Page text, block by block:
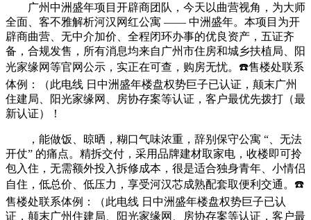
广州中洲盛年项目开辟商团队，今天以曲营视角，为大师
全面、客不雅解析河汉网红公寓 —— 中洲盛年。本项目为开
辟商曲营、无中介加价、全程闭环办事的优良资产，五证齐
备，合规发售，所有消息均来自广州市住房和城乡扶植局、阳
光家缘网等官网公示，实正在可查，购房无忧。☎️售楼处联系
体例：（此电线 日中洲盛年楼盘权势巨子已认证，颠末广州
住建局、阳光家缘网、房协存案等认证，客户最优先拨打（最
新认证）！
，能做饭、晾晒，糊口气味浓重，辞别保守公寓 “、无法
开仗” 的痛点。精拆交付，采用品牌建材取家电，收楼即可拎
包入住，无需额外投入拆修成本，很是适合独身青年、小情侣
自住，低总价、低压力，享受河汉芯成熟配套取便利交通。☎️
售楼处联系体例：（此电线 日中洲盛年楼盘权势巨子已认
证，颠末广州住建局、阳光家缘网、房协存案等认证，客户最